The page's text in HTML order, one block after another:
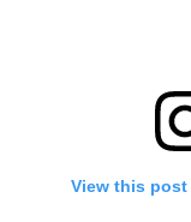
View this